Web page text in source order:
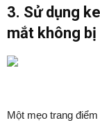
3. Sử dụng
mắt không bị
Một mẹo trang